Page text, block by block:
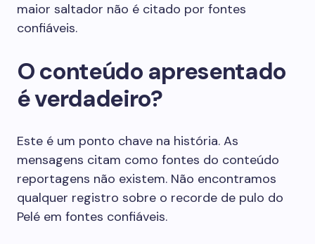
maior saltador não é citado por fontes
confiáveis.
O conteúdo apresentado
é verdadeiro?
Este é um ponto chave na história. As
mensagens citam como fontes do conteúdo
reportagens não existem. Não encontramos
qualquer registro sobre o recorde de pulo do
Pelé em fontes confiáveis.